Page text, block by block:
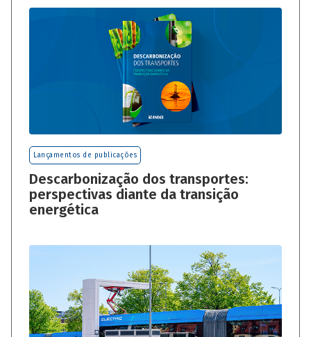
Lançamentos de publicações
Descarbonização dos transportes:
perspectivas diante da transição
energética